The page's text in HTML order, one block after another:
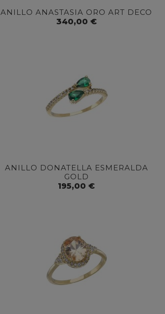
ANILLO ANASTASIA ORO ART DECO
340,00 €
ANILLO DONATELLA ESMERALDA
GOLD
195,00 €